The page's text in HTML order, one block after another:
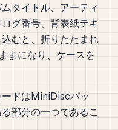
タイトル、アーティ
グ番号、背表紙テキ
むと、折りたたまれ
まになり、ケースを
ドはMiniDiscパッ
部分の一つであるこ